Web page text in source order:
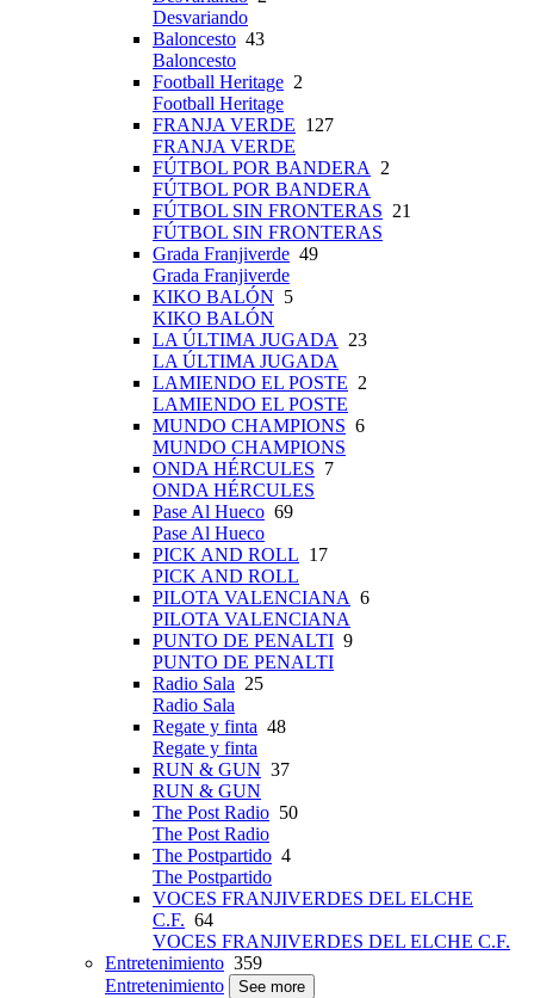
Desvariando
Baloncesto 43
Baloncesto
Football Heritage 2
Football Heritage
FRANJA VERDE 127
FRANJA VERDE
FÚTBOL POR BANDERA 2
FÚTBOL POR BANDERA
FÚTBOL SIN FRONTERAS 21
FÚTBOL SIN FRONTERAS
Grada Franjiverde 49
Grada Franjiverde
KIKO BALÓN 5
KIKO BALÓN
LA ÚLTIMA JUGADA 23
LA ÚLTIMA JUGADA
LAMIENDO EL POSTE 2
LAMIENDO EL POSTE
MUNDO CHAMPIONS 6
MUNDO CHAMPIONS
ONDA HÉRCULES 7
ONDA HÉRCULES
Pase Al Hueco 69
Pase Al Hueco
PICK AND ROLL 17
PICK AND ROLL
PILOTA VALENCIANA 6
PILOTA VALENCIANA
PUNTO DE PENALTI 9
PUNTO DE PENALTI
Radio Sala 25
Radio Sala
Regate y finta 48
Regate y finta
RUN & GUN 37
RUN & GUN
The Post Radio 50
The Post Radio
The Postpartido 4
The Postpartido
VOCES FRANJIVERDES DEL ELCHE
C.F. 64
VOCES FRANJIVERDES DEL ELCHE C.F.
Entretenimiento 359
Entretenimiento
See more